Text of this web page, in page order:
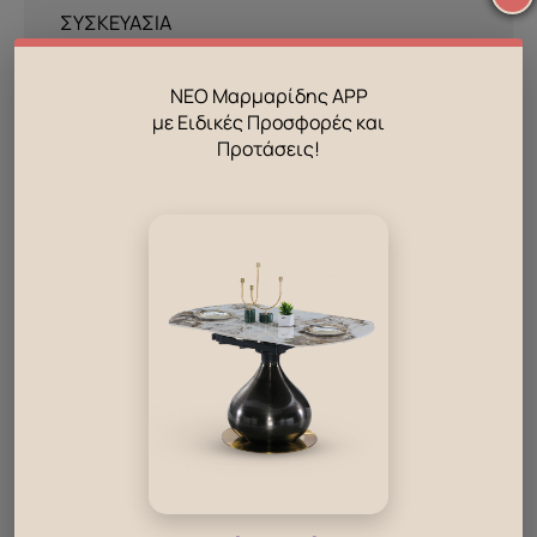
ΣΥΣΚΕΥΑΣΙΑ
Πακέτα συσκευασίας 3
Δες επίσης!
ΝΕΟ Μαρμαρίδης APP
με Ειδικές Προσφορές και
Προτάσεις!